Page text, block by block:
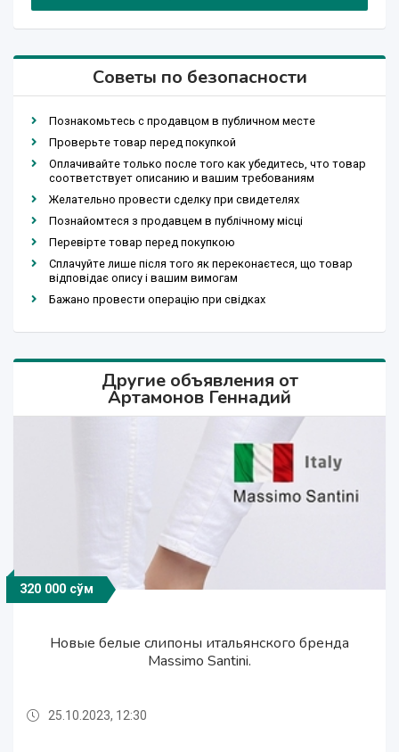
Советы по безопасности
Познакомьтесь с продавцом в публичном месте
Проверьте товар перед покупкой
Оплачивайте только после того как убедитесь, что товар
соответствует описанию и вашим требованиям
Желательно провести сделку при свидетелях
Познайомтеся з продавцем в публічному місці
Перевірте товар перед покупкою
Сплачуйте лише після того як переконаєтеся, що товар
відповідає опису і вашим вимогам
Бажано провести операцію при свідках
Другие объявления от
Артамонов Геннадий
320 000 сўм
Новые белые слипоны итальянского бренда
Massimo Santini.
320 000 сўм
Новые белые слипоны итальянского бренда
Massimo Santini.
320 000 сўм
Новые белые слипоны итальянского бренда
Massimo Santini.
25.10.2023, 12:30